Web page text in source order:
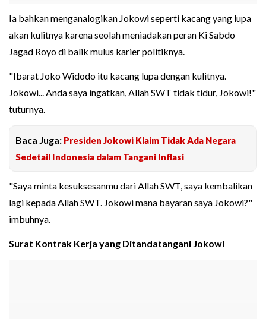
Ia bahkan menganalogikan Jokowi seperti kacang yang lupa
akan kulitnya karena seolah meniadakan peran Ki Sabdo
Jagad Royo di balik mulus karier politiknya.
"Ibarat Joko Widodo itu kacang lupa dengan kulitnya.
Jokowi... Anda saya ingatkan, Allah SWT tidak tidur, Jokowi!"
tuturnya.
Baca Juga: Presiden Jokowi Klaim Tidak Ada Negara
Sedetail Indonesia dalam Tangani Inflasi
"Saya minta kesuksesanmu dari Allah SWT, saya kembalikan
lagi kepada Allah SWT. Jokowi mana bayaran saya Jokowi?"
imbuhnya.
Surat Kontrak Kerja yang Ditandatangani Jokowi